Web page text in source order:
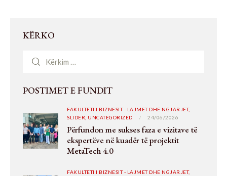
KËRKO
POSTIMET E FUNDIT
FAKULTETI I BIZNESIT - LAJMET DHE NGJARJET,
SLIDER, UNCATEGORIZED 24/06/2026
Përfundon me sukses faza e vizitave të
ekspertëve në kuadër të projektit
MetaTech 4.0
FAKULTETI I BIZNESIT - LAJMET DHE NGJARJET,